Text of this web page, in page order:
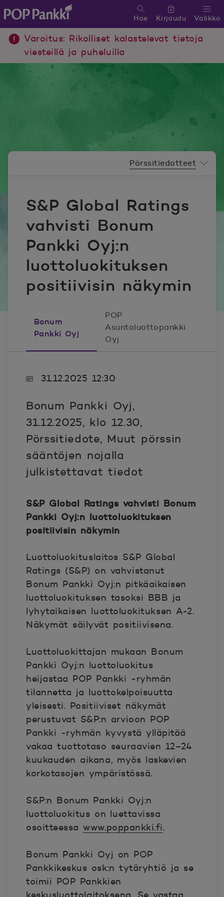
POP Pankki, etusivulle
Valikko
Hae Kirjaudu
Varoitus: Rikolliset kalastelevat tietoja
viesteillä ja puheluilla
S&P Global Ratings
vahvisti Bonum
Pankki Oyj:n
luottoluokituksen
positiivisin näkymin
Pörssitiedotteet
Bonum
Pankki Oyj
POP
Asuntoluottopankki
Oyj
31.12.2025 12:30
Bonum Pankki Oyj,
31.12.2025, klo 12.30,
Pörssitiedote, Muut pörssin
sääntöjen nojalla
julkistettavat tiedot
S&P Global Ratings vahvisti Bonum
Pankki Oyj:n luottoluokituksen
positiivisin näkymin
Luottoluokituslaitos S&P Global
Ratings (S&P) on vahvistanut
Bonum Pankki Oyj:n pitkäaikaisen
luottoluokituksen tasoksi BBB ja
lyhytaikaisen luottoluokituksen A-2.
Näkymät säilyvät positiivisena.
Luottoluokittajan mukaan Bonum
Pankki Oyj:n luottoluokitus
heijastaa POP Pankki -ryhmän
tilannetta ja luottokelpoisuutta
yleisesti. Positiiviset näkymät
perustuvat S&P:n arvioon POP
Pankki -ryhmän kyvystä ylläpitää
vakaa tuottotaso seuraavien 12–24
kuukauden aikana, myös laskevien
korkotasojen ympäristössä.
S&P:n Bonum Pankki Oyj:n
luottoluokitus on luettavissa
osoitteessawww.poppankki.fi.
Bonum Pankki Oyj on POP
Pankkikeskus osk:n tytäryhtiö ja se
toimii POP Pankkien